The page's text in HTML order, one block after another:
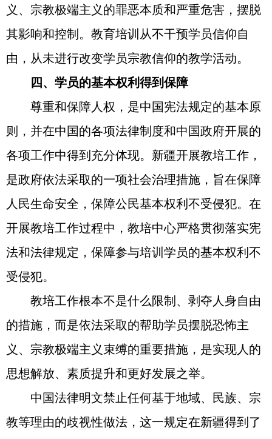
义、宗教极端主义的罪恶本质和严重危害，摆脱
其影响和控制。教育培训从不干预学员信仰自
由，从未进行改变学员宗教信仰的教学活动。
四、学员的基本权利得到保障
尊重和保障人权，是中国宪法规定的基本原
则，并在中国的各项法律制度和中国政府开展的
各项工作中得到充分体现。新疆开展教培工作，
是政府依法采取的一项社会治理措施，旨在保障
人民生命安全，保障公民基本权利不受侵犯。在
开展教培工作过程中，教培中心严格贯彻落实宪
法和法律规定，保障参与培训学员的基本权利不
受侵犯。
教培工作根本不是什么限制、剥夺人身自由
的措施，而是依法采取的帮助学员摆脱恐怖主
义、宗教极端主义束缚的重要措施，是实现人的
思想解放、素质提升和更好发展之举。
中国法律明文禁止任何基于地域、民族、宗
教等理由的歧视性做法，这一规定在新疆得到了